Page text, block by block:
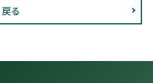
戻る